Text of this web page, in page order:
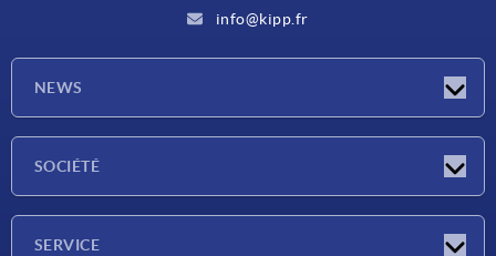
info@kipp.fr
NEWS
SOCIÉTÉ
SERVICE